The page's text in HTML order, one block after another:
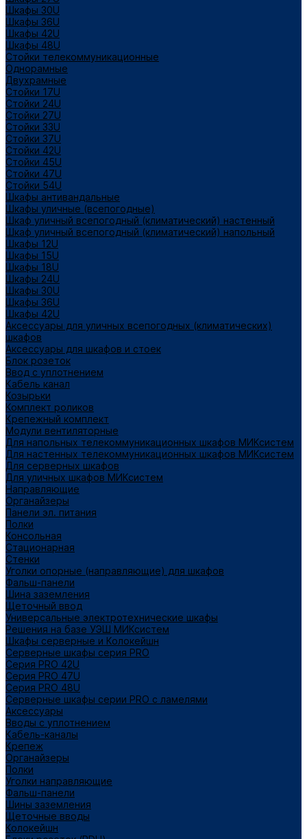
Шкафы 30U
Шкафы 36U
Шкафы 42U
Шкафы 48U
Стойки телекоммуникационные
Однорамные
Двухрамные
Стойки 17U
Стойки 24U
Стойки 27U
Стойки 33U
Стойки 37U
Стойки 42U
Стойки 45U
Стойки 47U
Стойки 54U
Шкафы антивандальные
Шкафы уличные (всепогодные)
Шкаф уличный всепогодный (климатический) настенный
Шкаф уличный всепогодный (климатический) напольный
Шкафы 12U
Шкафы 15U
Шкафы 18U
Шкафы 24U
Шкафы 30U
Шкафы 36U
Шкафы 42U
Аксессуары для уличных всепогодных (климатических)
шкафов
Аксессуары для шкафов и стоек
Блок розеток
Ввод с уплотнением
Кабель канал
Козырьки
Комплект роликов
Крепежный комплект
Модули вентиляторные
Для напольных телекоммуникационных шкафов МИКсистем
Для настенных телекоммуникационных шкафов МИКсистем
Для серверных шкафов
Для уличных шкафов МИКсистем
Направляющие
Органайзеры
Панели эл. питания
Полки
Консольная
Стационарная
Стенки
Уголки опорные (направляющие) для шкафов
Фальш-панели
Шина заземления
Щеточный ввод
Универсальные электротехнические шкафы
Решения на базе УЭШ МИКсистем
Шкафы серверные и Колокейшн
Серверные шкафы серия PRO
Серия PRO 42U
Серия PRO 47U
Серия PRO 48U
Серверные шкафы серии PRO с ламелями
Аксессуары
Вводы с уплотнением
Кабель-каналы
Крепеж
Органайзеры
Полки
Уголки направляющие
Фальш-панели
Шины заземления
Щеточные вводы
Колокейшн